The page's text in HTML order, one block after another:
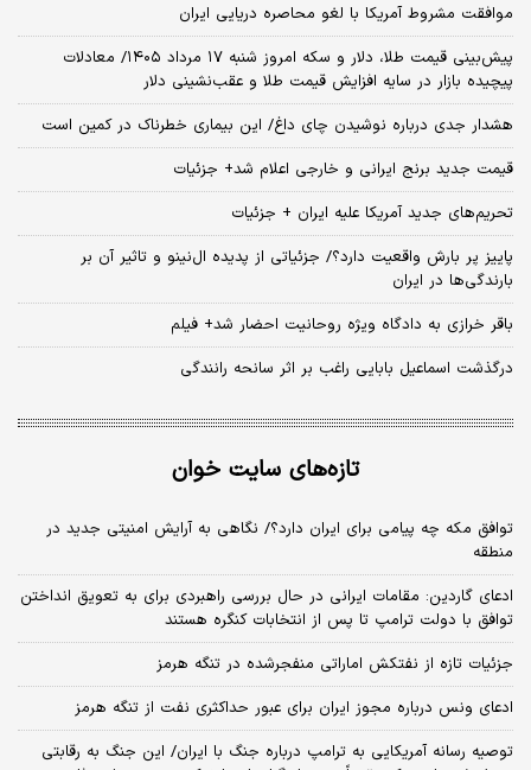
موافقت مشروط آمریکا با لغو محاصره دریایی ایران
پیش‌بینی قیمت طلا، دلار و سکه امروز شنبه ۱۷ مرداد ۱۴۰۵/ معادلات
پیچیده بازار در سایه افزایش قیمت طلا و عقب‌نشینی دلار
هشدار جدی درباره نوشیدن چای داغ/ این بیماری خطرناک در کمین است
قیمت جدید برنج ایرانی و خارجی اعلام شد+ جزئیات
تحریم‌های جدید آمریکا علیه ایران + جزئیات
پاییز پر بارش واقعیت دارد؟/ جزئیاتی از پدیده ال‌نینو و تاثیر آن بر
بارندگی‌ها در ایران
باقر خرازی به دادگاه ویژه روحانیت احضار شد+ فیلم
درگذشت اسماعیل بابایی راغب بر اثر سانحه رانندگی
تازه‌های سایت خوان
توافق مکه چه پیامی برای ایران دارد؟/ نگاهی به آرایش امنیتی جدید در
منطقه
ادعای گاردین: مقامات ایرانی در حال بررسی راهبردی برای به تعویق انداختن
توافق با دولت ترامپ تا پس از انتخابات کنگره هستند
جزئیات تازه از نفتکش اماراتی منفجرشده در تنگه هرمز
ادعای ونس درباره مجوز ایران برای عبور حداکثری نفت از تنگه هرمز
توصیه رسانه آمریکایی به ترامپ درباره جنگ با ایران/ این جنگ به رقابتی